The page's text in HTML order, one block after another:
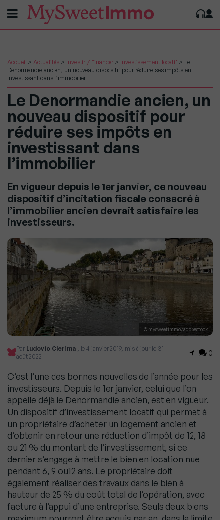
Accueil > Actualités > Investir / Financer > Investissement locatif > Le
Denormandie ancien, un nouveau dispositif pour réduire ses impôts en
investissant dans l’immobilier
Le Denormandie ancien, un
nouveau dispositif pour
réduire ses impôts en
investissant dans
l’immobilier
En vigueur depuis le 1er janvier, ce nouveau
dispositif d’incitation fiscale consacré à
l’immobilier ancien devrait satisfaire les
investisseurs.
© mysweetimmo/adobestock
Par Ludovic Clerima , le 4 janvier 2019, mis à jour le 31
août 2022
0
C’est l’une des bonnes nouvelles de l’année pour les
investisseurs. Depuis le 1er janvier, celui que l’on
appelle déjà le Denormandie ancien, est en vigueur.
Un dispositif d’investissement locatif qui permet à
un propriétaire d’acheter un logement ancien et
d’obtenir en retour une réduction d’impôt de 12, 18
ou 21 % du montant de l’investissement, si ce
dernier s’engage à mettre le bien en location nue
pendant 6, 9 ou12 ans. Le propriétaire doit
également réaliser des travaux dans le bien à
hauteur de 25 % du coût total de l’opération, avec
facture à l’appui d’une entreprise. Seuls deux biens